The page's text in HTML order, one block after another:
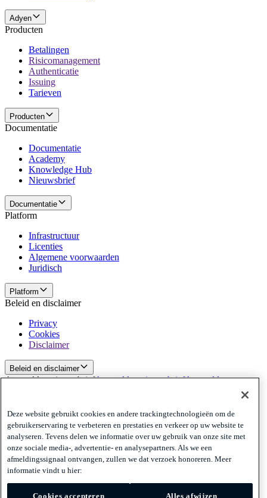
Adyen
Producten
Betalingen
Risicomanagement
Authenticatie
Issuing
Tarieven
Producten
Documentatie
Documentatie
Academy
Knowledge Hub
Nieuwsbrief
Documentatie
Platform
Infrastructuur
Licenties
Algemene voorwaarden
Juridisch
Platform
Beleid en disclaimer
Privacy
Cookies
Disclaimer
Beleid en disclaimer
Aanmelden nieuwsbriefAanmelden nieuwsbriefAanmelden
Privacy
Cookies
Disclaimer
© 2026 Adyen
Deze website gebruikt cookies en andere trackingtechnologieën om de
gebruikerservaring te verbeteren en prestaties en verkeer op uw website te
analyseren. Tevens delen we informatie over uw gebruik van onze site met
onze sociale media-, advertentie- en analysepartners. Als we een
afmeldingssignaal ontvangen, zullen we dat verzoek honoreren. Meer
informatie vindt u hier:
Cookies accepteren Alles afwijzen